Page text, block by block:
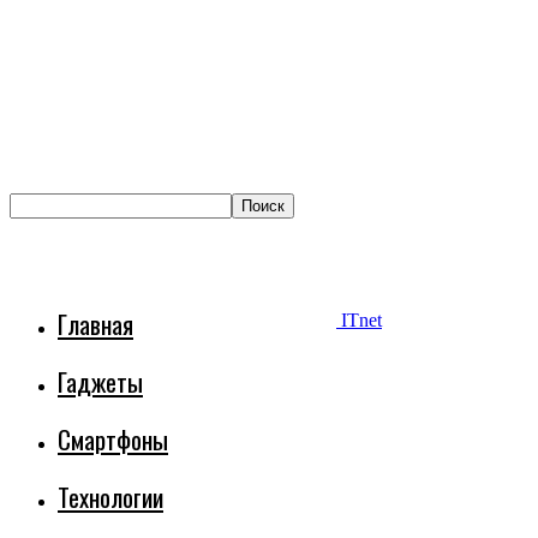
ITnet
Главная
Гаджеты
Смартфоны
Технологии